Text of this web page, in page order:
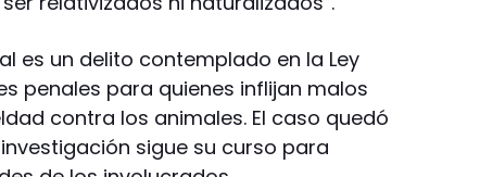
es un delito contemplado en la Ley
penales para quienes inflijan malos
contra los animales. El caso quedó
sigue su curso para